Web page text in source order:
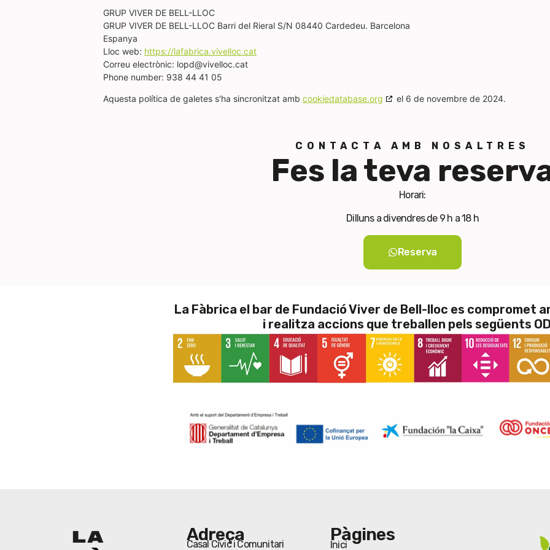
GRUP VIVER DE BELL-LLOC
GRUP VIVER DE BELL-LLOC Barri del Rieral S/N 08440 Cardedeu. Barcelona
Espanya
Lloc web: https://lafabrica.vivelloc.cat
Correu electrònic: lopd@vivelloc.cat
Phone number: 938 44 41 05
Aquesta política de galetes s'ha sincronitzat amb cookiedatabase.org el 6 de novembre de 2024.
CONTACTA AMB NOSALTRES
Fes la teva
Horari:
Dilluns a divendres de 9 h a 18 h
Reserva
La Fàbrica el bar de Fundació Viver de Bell-lloc es compromet
i realitza accions que treballen pels següents
Adreça
Casal Cívic i Comunitari Pàgines
Inici